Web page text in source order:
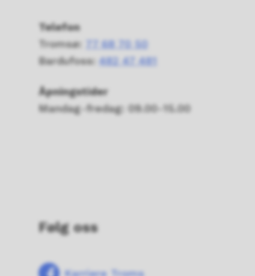
Telefon
Tromsø:
77 68 70 50
Bardufoss: 482 47 481
Åpningstider
Mandag-fredag: 09.00-15.00
Følg oss
Karriere Troms